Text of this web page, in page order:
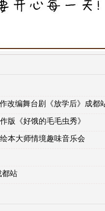
改编舞台剧《放学后》成都
版《好饿的毛毛虫秀》
本大师情境趣味音乐会
都站